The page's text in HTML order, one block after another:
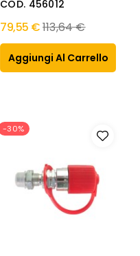
COD. 456012
79,55 €Prezzo
normale
113,64 €
Aggiungi Al Carrello
-30%